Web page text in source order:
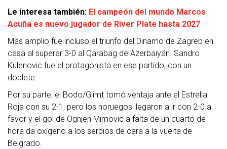
Le interesa también: El campeón del mundo Marcos
Acuña es nuevo jugador de River Plate hasta 2027
Más amplio fue incluso el triunfo del Dinamo de Zagreb en
casa al superar 3-0 al Qarabag de Azerbaiyán. Sandro
Kulenovic fue el protagonista en ese partido, con un
doblete.
Por su parte, el Bodo/Glimt tomó ventaja ante el Estrella
Roja con su 2-1, pero los noruegos llegaron a ir con 2-0 a
favor y el gol de Ognjen Mimovic a falta de un cuarto de
hora da oxígeno a los serbios de cara a la vuelta de
Belgrado.